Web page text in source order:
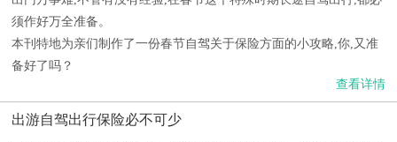
须作好万全准备。
本刊特地为亲们制作了一份春节自驾关于保险方面的小攻略,你,又准
备好了吗？
查看详情
出游自驾出行保险必不可少